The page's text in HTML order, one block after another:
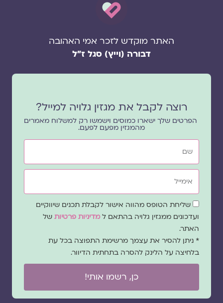
האתר מוקדש לזכר אמי האהובה
דבורה (וייץ) סגל ז"ל
רוצה לקבל את מגזין גלויה למייל?
הפרטים שלך ישארו כמוסים וישמשו רק למשלוח מאמרים
מהמגזין מפעם לפעם.
שם
אימייל
שדה
הסכמה
שליחת הטופס מהווה אישור לקבלת תכנים שיווקיים
ועדכונים ממגזין גלויה בהתאם למדיניות פרטיות של
האתר.
* ניתן להסיר את עצמך מרשימת התפוצה בכל עת
בלחיצה על הלינק להסרה בתחתית הדיוור.
כן, רשמו אותי!